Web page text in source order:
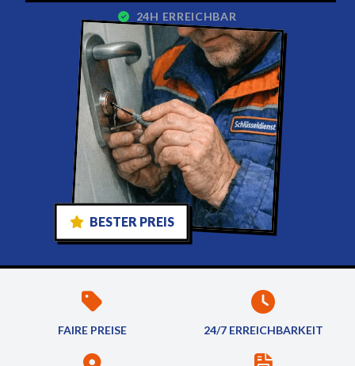
24H ERREICHBAR
BESTER PREIS
FAIRE PREISE 24/7 ERREICHBARKEIT